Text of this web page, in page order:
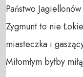
Państwo
Zygmunt to nie
miasteczka i
Miłomłym byłby